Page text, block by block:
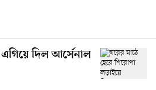
দিল আর্সেনাল